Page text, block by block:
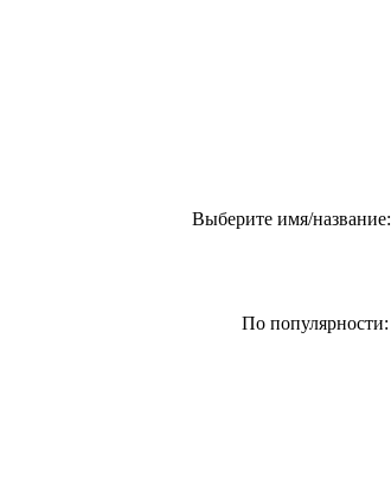
Выберите имя/название:
По популярности: